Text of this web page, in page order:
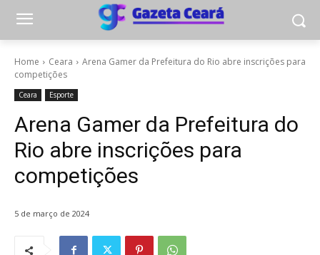
Home Ceara
Arena Gamer da Prefeitura do Rio abre inscrições para
competições
Ceara Esporte
Arena Gamer da Prefeitura do
Rio abre inscrições para
competições
5 de março de 2024